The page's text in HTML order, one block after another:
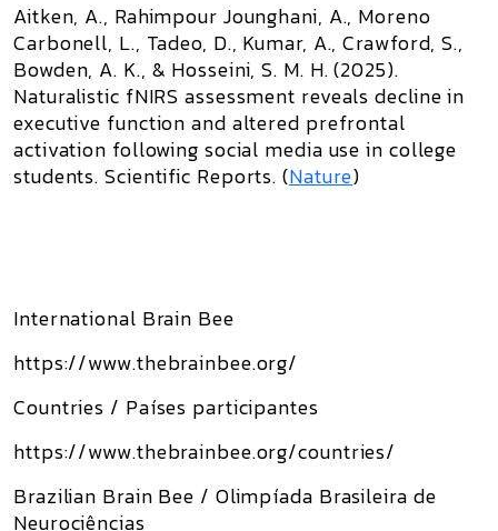
Aitken, A., Rahimpour Jounghani, A., Moreno
Carbonell, L., Tadeo, D., Kumar, A., Crawford, S.,
Bowden, A. K., & Hosseini, S. M. H. (2025).
Naturalistic fNIRS assessment reveals decline in
executive function and altered prefrontal
activation following social media use in college
students.Scientific Reports. (Nature)
International Brain Bee
https://www.thebrainbee.org/
Countries / Países participantes
https://www.thebrainbee.org/countries/
Brazilian Brain Bee / Olimpíada Brasileira de
Neurociências